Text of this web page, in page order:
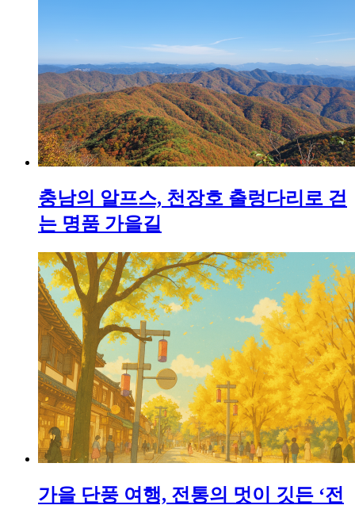
충남의 알프스, 천장호 출렁다리로 걷
는 명품 가을길
가을 단풍 여행, 전통의 멋이 깃든 ‘전